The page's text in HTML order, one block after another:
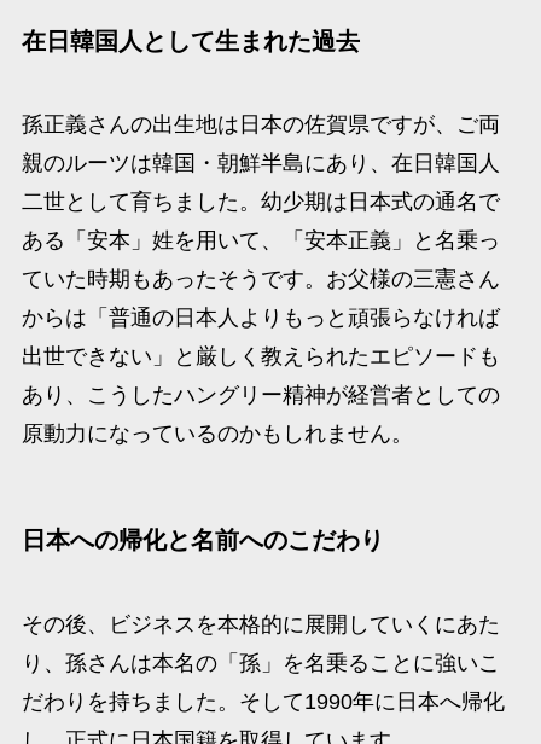
在日韓国人として生まれた過去
孫正義さんの出生地は日本の佐賀県ですが、ご両
親のルーツは韓国・朝鮮半島にあり、在日韓国人
二世として育ちました。​幼少期は日本式の通名で
ある「安本」姓を用いて、「安本正義」と名乗っ
ていた時期もあったそうです。​お父様の三憲さん
からは「普通の日本人よりもっと頑張らなければ
出世できない」と厳しく教えられたエピソードも
あり、こうしたハングリー精神が経営者としての
原動力になっているのかもしれません。​
日本への帰化と名前へのこだわり
その後、ビジネスを本格的に展開していくにあた
り、孫さんは本名の「孫」を名乗ることに強いこ
だわりを持ちました。​そして1990年に日本へ帰化